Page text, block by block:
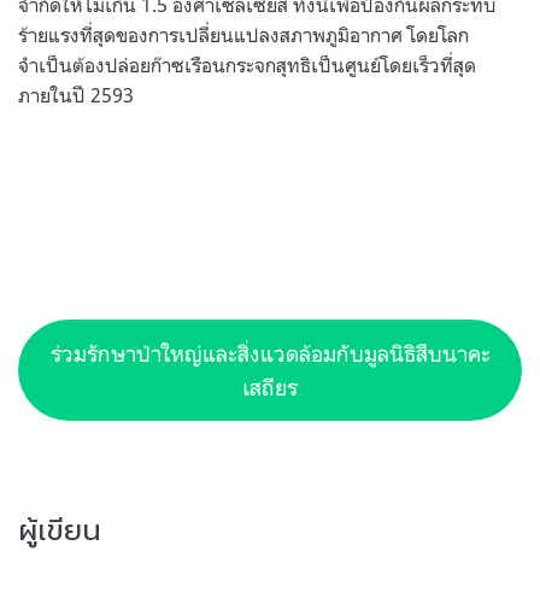
ร้ายแรงที่สุดของการเปลี่ยนแปลงสภาพภูมิอากาศ โดยโลก
จำเป็นต้องปล่อยก๊าซเรือนกระจกสุทธิเป็นศูนย์โดยเร็วที่สุด
ภายในปี 2593
ร่วมรักษาป่าใหญ่และสิ่งแวดล้อมกับมูลนิธิสืบนาคะ
เสถียร
ผู้เขียน